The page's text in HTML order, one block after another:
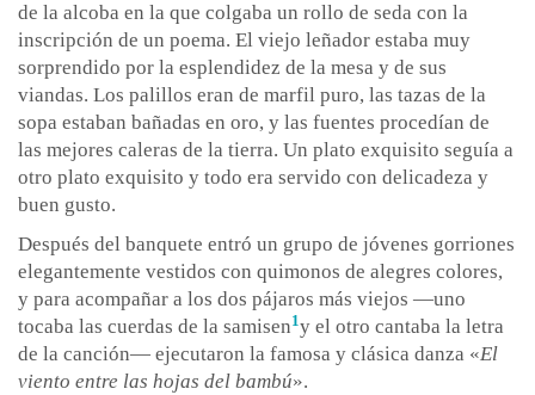
de la alcoba en la que colgaba un rollo de seda con la
inscripción de un poema. El viejo leñador estaba muy
sorprendido por la esplendidez de la mesa y de sus
viandas. Los palillos eran de marfil puro, las tazas de la
sopa estaban bañadas en oro, y las fuentes procedían de
las mejores caleras de la tierra. Un plato exquisito seguía a
otro plato exquisito y todo era servido con delicadeza y
buen gusto.
Después del banquete entró un grupo de jóvenes gorriones
elegantemente vestidos con quimonos de alegres colores,
y para acompañar a los dos pájaros más viejos —uno
tocaba las cuerdas de la samisen1y el otro cantaba la letra
de la canción— ejecutaron la famosa y clásica danza «El
viento entre las hojas del bambú».